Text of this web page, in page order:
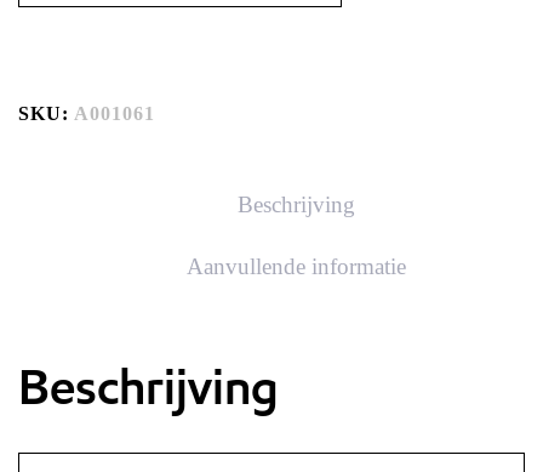
SKU: A001061
Beschrijving
Aanvullende informatie
Beschrijving